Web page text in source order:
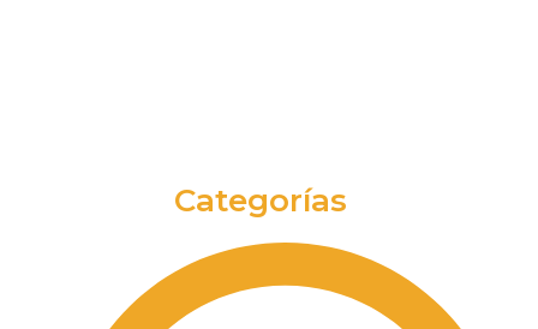
Categorías